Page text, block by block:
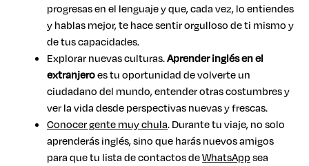
progresas en el lenguaje y que, cada vez, lo entiendes
y hablas mejor, te hace sentir orgulloso de ti mismo y
de tus capacidades.
Explorar nuevas culturas.Aprender inglés en el
extranjeroes tu oportunidad de volverte un
ciudadano del mundo, entender otras costumbres y
ver la vida desde perspectivas nuevas y frescas.
Conocer gente muy chula. Durante tu viaje, no solo
aprenderás inglés, sino que harás nuevos amigos
para que tu lista de contactos deWhatsAppsea